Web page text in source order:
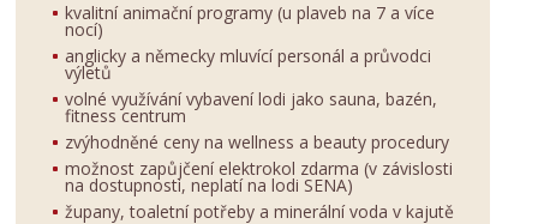
kvalitní animační programy (u plaveb na 7 a více
nocí)
anglicky a německy mluvící personál a průvodci
výletů
volné využívání vybavení lodi jako sauna, bazén,
fitness centrum
zvýhodněné ceny na wellness a beauty procedury
možnost zapůjčení elektrokol zdarma (v závislosti
na dostupnosti, neplatí na lodi SENA)
župany, toaletní potřeby a minerální voda v kajutě